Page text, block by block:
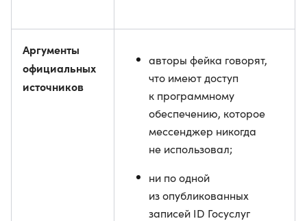
Аргументы
официальных
источников
авторы фейка говорят,
что имеют доступ
к программному
обеспечению, которое
мессенджер никогда
не использовал;
ни по одной
из опубликованных
записей ID Госуслуг